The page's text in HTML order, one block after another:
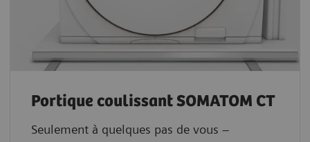
Portique coulissant SOMATOM CT
Seulement à quelques pas de vous –